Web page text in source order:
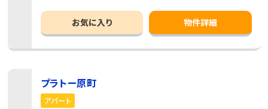
お気に入り 物件詳細
プラトー原町
アパート